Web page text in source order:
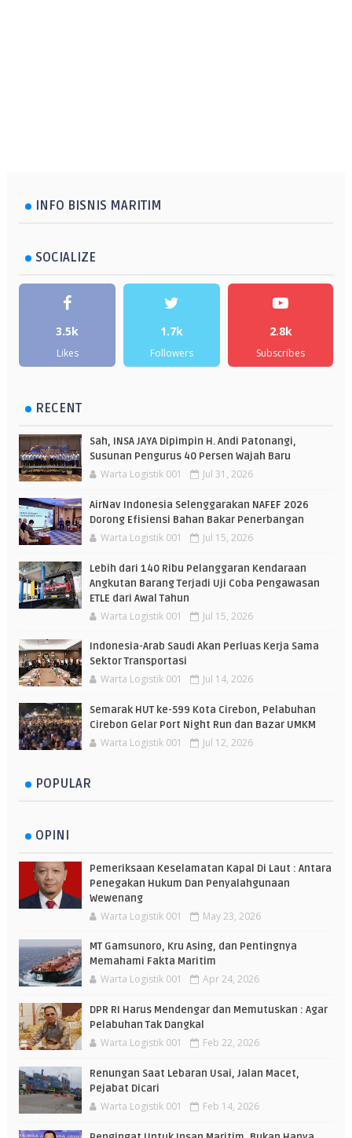
INFO BISNIS MARITIM
SOCIALIZE
3.5k
Likes
1.7k
Followers
2.8k
Subscribes
RECENT
Sah, INSA JAYA Dipimpin H. Andi Patonangi,
Susunan Pengurus 40 Persen Wajah Baru
Warta Logistik 001 Jul 31, 2026
AirNav Indonesia Selenggarakan NAFEF 2026
Dorong Efisiensi Bahan Bakar Penerbangan
Warta Logistik 001 Jul 15, 2026
Lebih dari 140 Ribu Pelanggaran Kendaraan
Angkutan Barang Terjadi Uji Coba Pengawasan
ETLE dari Awal Tahun
Warta Logistik 001 Jul 15, 2026
Indonesia-Arab Saudi Akan Perluas Kerja Sama
Sektor Transportasi
Warta Logistik 001 Jul 14, 2026
Semarak HUT ke-599 Kota Cirebon, Pelabuhan
Cirebon Gelar Port Night Run dan Bazar UMKM
Warta Logistik 001 Jul 12, 2026
POPULAR
OPINI
Pemeriksaan Keselamatan Kapal Di Laut : Antara
Penegakan Hukum Dan Penyalahgunaan
Wewenang
Warta Logistik 001 May 23, 2026
MT Gamsunoro, Kru Asing, dan Pentingnya
Memahami Fakta Maritim
Warta Logistik 001 Apr 24, 2026
DPR RI Harus Mendengar dan Memutuskan : Agar
Pelabuhan Tak Dangkal
Warta Logistik 001 Feb 22, 2026
Renungan Saat Lebaran Usai, Jalan Macet,
Pejabat Dicari
Warta Logistik 001 Feb 14, 2026